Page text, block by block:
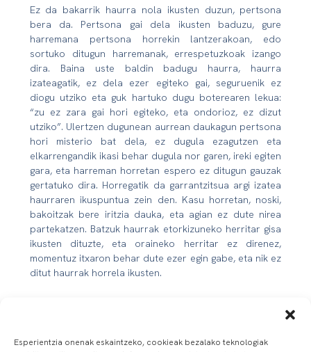
Esperientzia onenak eskaintzeko, cookieak bezalako teknologiak
Ez da bakarrik haurra nola ikusten duzun, pertsona
bera da. Pertsona gai dela ikusten baduzu, gure
harremana pertsona horrekin lantzerakoan, edo
sortuko ditugun harremanak, errespetuzkoak izango
dira. Baina uste baldin badugu haurra, haurra
izateagatik, ez dela ezer egiteko gai, seguruenik ez
diogu utziko eta guk hartuko dugu boterearen lekua:
“zu ez zara gai hori egiteko, eta ondorioz, ez dizut
utziko”. Ulertzen dugunean aurrean daukagun pertsona
hori misterio bat dela, ez dugula ezagutzen eta
elkarrengandik ikasi behar dugula nor garen, ireki egiten
gara, eta harreman horretan espero ez ditugun gauzak
gertatuko dira. Horregatik da garrantzitsua argi izatea
haurraren ikuspuntua zein den. Kasu horretan, noski,
bakoitzak bere iritzia dauka, eta agian ez dute nirea
partekatzen. Batzuk haurrak etorkizuneko herritar gisa
ikusten dituzte, eta oraineko herritar ez direnez,
momentuz itxaron behar dute ezer egin gabe, eta nik ez
ditut haurrak horrela ikusten.